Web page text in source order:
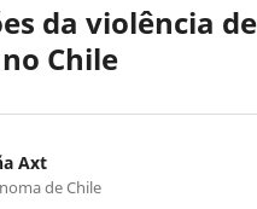
da violência
Chile
Axt
de Chile